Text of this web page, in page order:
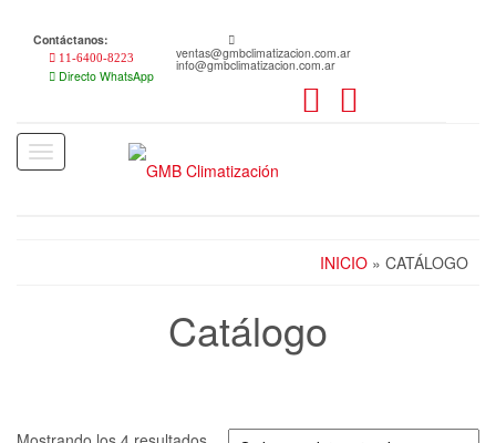
content
Contáctanos:
11-6400-8223
Directo WhatsApp
ventas@gmbclimatizacion.com.ar
info@gmbclimatizacion.com.ar
Toggle
navigation
INICIO » CATÁLOGO
Catálogo